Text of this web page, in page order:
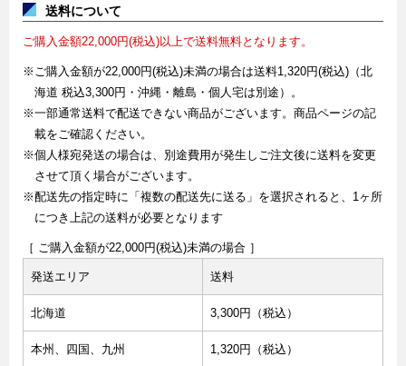
送料について
ご購入金額22,000円(税込)以上で送料無料となります。
※ご購入金額が22,000円(税込)未満の場合は送料1,320円(税込)（北
海道 税込3,300円・沖縄・離島・個人宅は別途）。
※一部通常送料で配送できない商品がございます。商品ページの記
載をご確認ください。
※個人様宛発送の場合は、別途費用が発生しご注文後に送料を変更
させて頂く場合がございます。
※配送先の指定時に「複数の配送先に送る」を選択されると、1ヶ所
につき上記の送料が必要となります
［ ご購入金額が22,000円(税込)未満の場合 ］
発送エリア 送料
北海道 3,300円（税込）
本州、四国、九州 1,320円（税込）